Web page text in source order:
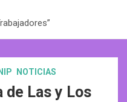
NOTICIAS
de Las y Los